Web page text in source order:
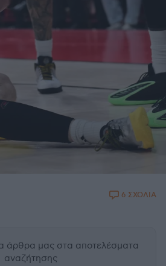
6 ΣΧΟΛΙΑ
άρθρα μας στα αποτελέσματα
αναζήτησης